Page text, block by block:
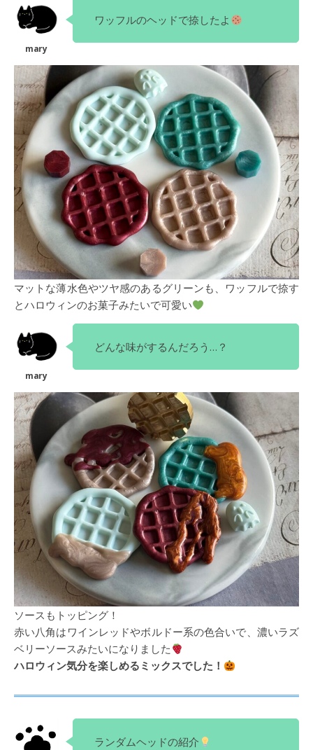
ワッフルのヘッドで捺したよ
マットな薄水色やツヤ感のあるグリーンも、ワッフルで捺す
とハロウィンのお菓子みたいで可愛い
どんな味がするんだろう…？
ソースもトッピング！
赤い八角はワインレッドやボルドー系の色合いで、濃いラズ
ベリーソースみたいになりました
ハロウィン気分を楽しめるミックスでした！
ランダムヘッドの紹介